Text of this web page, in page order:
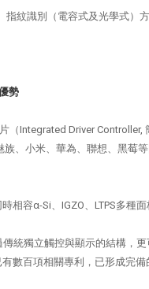
紋識別（電容式及光學式）
勢
Integrated Driver Controller,
、小米、華為、聯想、黑莓
容α-Si、IGZO、LTPS多種面
統獨立觸控與顯示的結構，
數百項相關專利，已形成完